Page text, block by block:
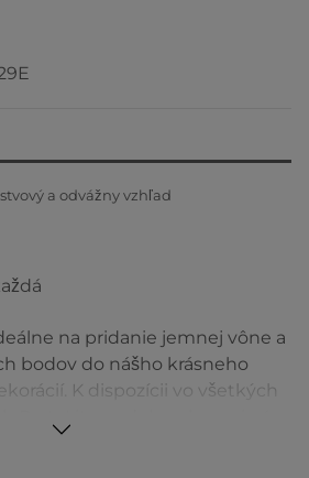
a odvážny vzhľad
na pridanie jemnej vône a
bodov do nášho krásneho
K dispozícii vo všetkých